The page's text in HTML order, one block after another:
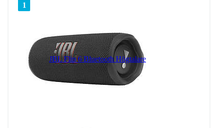
1
JBL Flip 6 Bluetooth Högtalare